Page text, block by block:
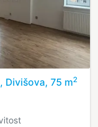
Divišova, 75 m2